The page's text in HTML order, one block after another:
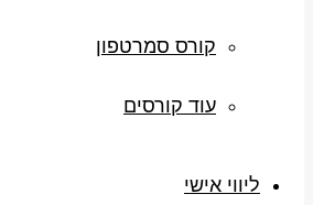
קורס סמרטפון
עוד קורסים
ליווי אישי